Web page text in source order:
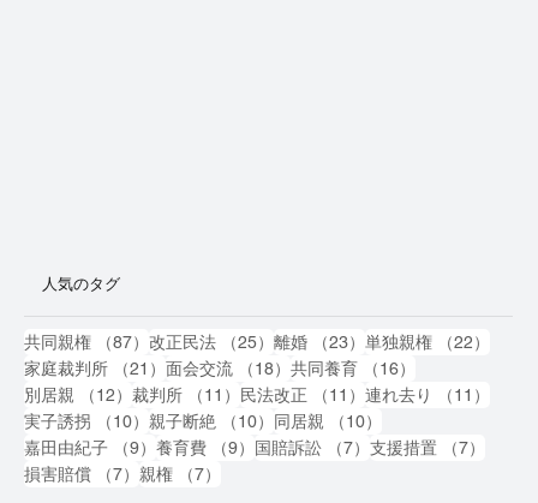
人気のタグ
共同親権 （87） 87件の記事
改正民法 （25） 25件の記事
離婚 （23） 23件の記事
単独親権 （22）
家庭裁判所
（21） 21件の記事
面会交流 （18） 18件の記事
共同養育 （16）
別居親
（12） 12件の記事
裁判所 （11） 11件の記事
民法改正 （11） 11件の記事
連れ去り （11）
実子誘拐
（10） 10件の記事
親子断絶 （10） 10件の記事
同居親 （10）
嘉田由紀子
（9） 9件の記事
養育費 （9） 9件の記事
国賠訴訟 （7） 7件の記事
支援措置 （7）
損害賠償
（7） 7件の記事
親権 （7）